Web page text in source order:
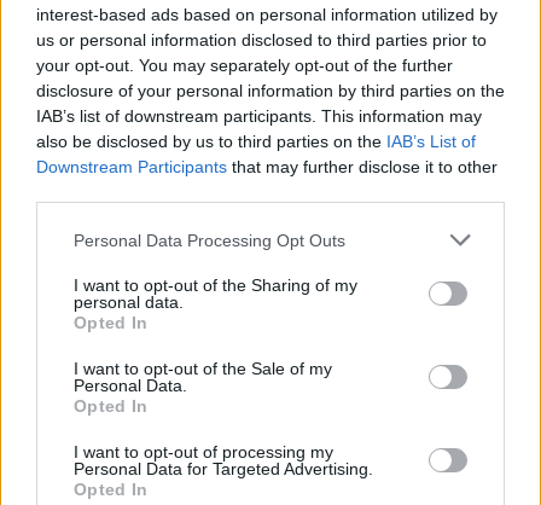
interest-based ads based on personal information utilized by
us or personal information disclosed to third parties prior to
your opt-out. You may separately opt-out of the further
disclosure of your personal information by third parties on the
IAB’s list of downstream participants. This information may
also be disclosed by us to third parties on the IAB’s List of
Downstream Participants that may further disclose it to other
Personal Data Processing Opt Outs
I want to opt-out of the Sharing of my
personal data.
Opted In
I want to opt-out of the Sale of my
Personal Data.
Opted In
I want to opt-out of processing my
Personal Data for Targeted Advertising.
Opted In
Η αντίκα λεωφόρειο του 1957 στην
Ανθοκομική Έκθεση με οδηγό τον
Ξυπολυτά – Τα σενάρια για τον
Δήμο Κηφισιάς
Έκπληξη προκάλεσε στην εκδήλωση της ΦΙΛΠΑ, στην
ανθοκομική έκθεση Κηφισιάς, ο Πρόεδρος των Οδικών
Συγκοινωνιών, Βασίλης Ξυπολυτάς που οδηγώντας ο
ίδιος έφερε μια αντίκα λεωφορείο Scania Vabis του
1957. Αξίζει να θυμίσουμε ότι ο Ξυπολυτάς πριν από
λεωφορείου και συχνά πυκνά εμφανίζεται να οδηγεί
οχήματα της ΟΣΥ, προκαλώντας θετική […]
03.05.2022 - 10.52